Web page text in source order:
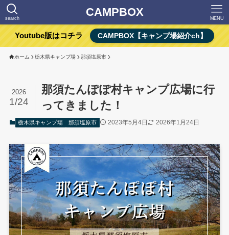
CAMPBOX
search MENU
Youtube版はコチラ CAMPBOX【キャンプ場紹介ch】
ホーム 栃木県キャンプ場 那須塩原市
那須たんぽぽ村キャンプ広場に行
ってきました！
2026
1/24
栃木県キャンプ場 那須塩原市 2023年5月4日 2026年1月24日